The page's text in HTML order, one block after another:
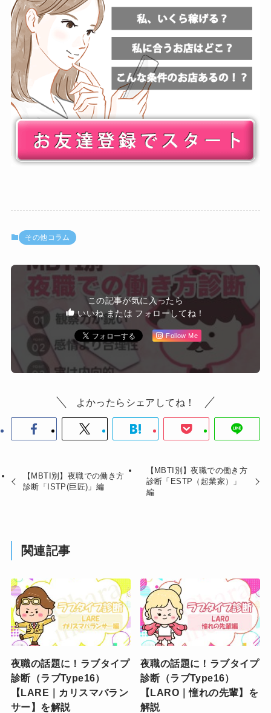
その他コラム
この記事が気に入ったら
いいね または フォローしてね！
Follow Me
よかったらシェアしてね！
【MBTI別】夜職での働き方
診断「ISTP(巨匠)」編
【MBTI別】夜職での働き方
診断「ESTP（起業家）」
編
関連記事
夜職の話題に！ラブタイプ
診断（ラブType16）
【LARE｜カリスマバラン
サー】を解説
夜職の話題に！ラブタイプ
診断（ラブType16）
【LARO｜憧れの先輩】を
解説